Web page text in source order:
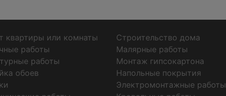
квартиры или комнаты
Строительство дома
работы
Малярные работы
работы
Монтаж гипсокартона
обоев
Напольные покрытия
Электромонтажные работы